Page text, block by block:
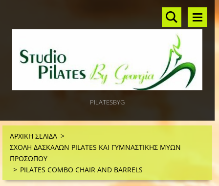
PILATESBYG
ΑΡΧΙΚΗ ΣΕΛΙΔΑ >
ΣΧΟΛΗ ΔΑΣΚΑΛΩΝ PILATES ΚΑΙ ΓΥΜΝΑΣΤΙΚΗΣ ΜΥΩΝ
ΠΡΟΣΩΠΟΥ
> PILATES COMBO CHAIR AND BARRELS